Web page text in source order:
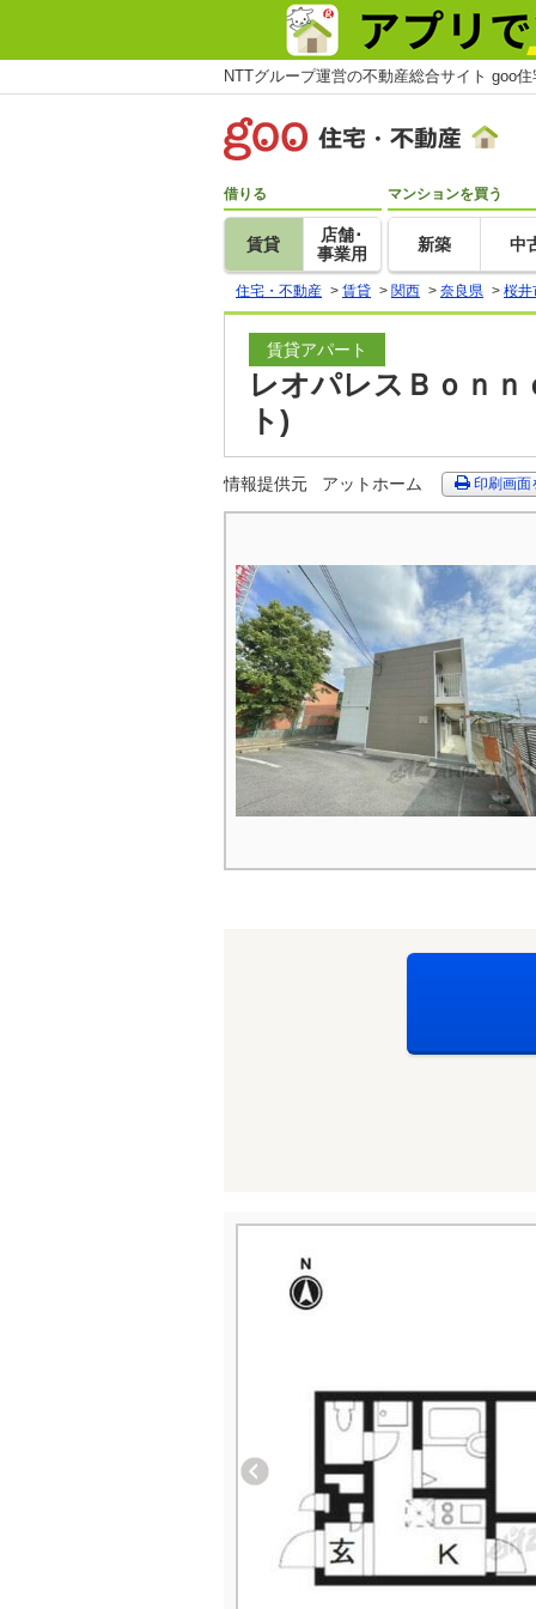
NTTグループ運営の不動産総合サイト goo
借りる
賃貸
店舗･
事業用
マンションを買う
新築 中
住宅・不動産 > 賃貸 > 関西 > 奈良県 > 桜井
賃貸アパート
レオパレスＢｏｎ
ト)
情報提供元 アットホーム 印刷画面